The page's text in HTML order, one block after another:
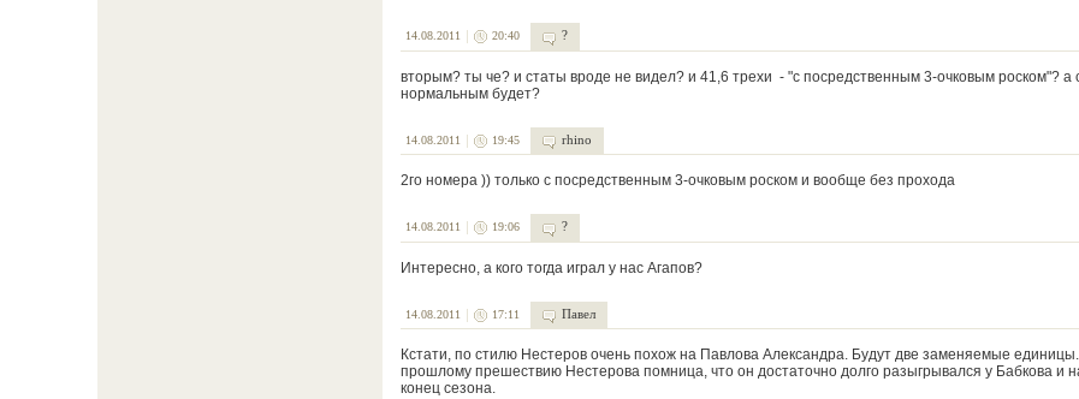
14.08.2011 20:40 ?
вторым? ты че? и статы вроде не видел? и 41,6 трехи - "с посредственным 3-очковым роском"? а
нормальным будет?
14.08.2011 19:45 rhino
2го номера )) только с посредственным 3-очковым роском и вообще без прохода
14.08.2011 19:06 ?
Интересно, а кого тогда играл у нас Агапов?
14.08.2011 17:11 Павел
Кстати, по стилю Нестеров очень похож на Павлова Александра. Будут две заменяемые
прошлому прешествию Нестерова помница, что он достаточно долго разыгрывался у Бабкова и
конец сезона.